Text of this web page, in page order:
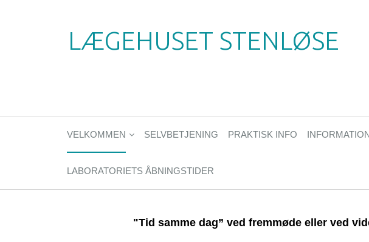
LÆGEHUSET STENLØSE
VELKOMMEN SELVBETJENING PRAKTISK INFO
LABORATORIETS ÅBNINGSTIDER
"Tid samme dag” ved fremmøde eller ved